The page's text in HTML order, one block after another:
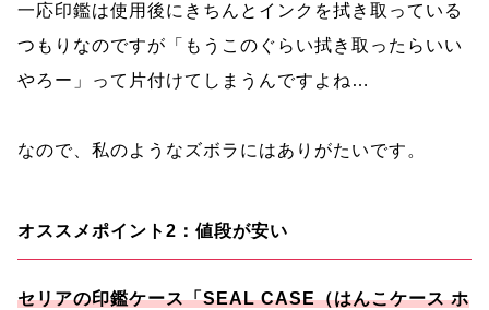
一応印鑑は使用後にきちんとインクを拭き取っている
つもりなのですが「もうこのぐらい拭き取ったらいい
やろー」って片付けてしまうんですよね…
なので、私のようなズボラにはありがたいです。
オススメポイント2：値段が安い
セリアの印鑑ケース「SEAL CASE（はんこケース ホ